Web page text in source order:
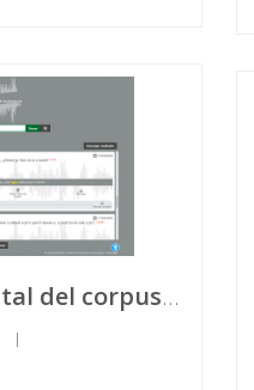
Crean archivo digital del corpus lingüístico maya peninsular.
|